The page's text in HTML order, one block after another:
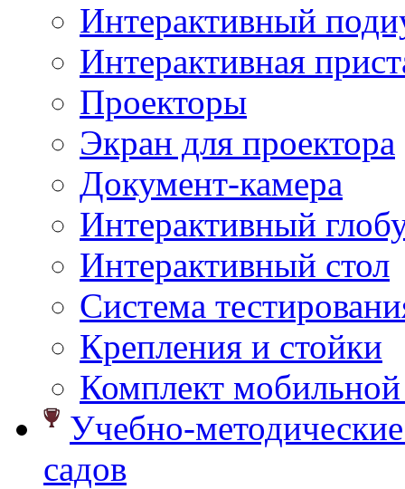
Интерактивный
Интерактивная
Проекторы
Экран для проектора
Документ-камера
Интерактивный
Интерактивный стол
Система
Крепления и стойки
Комплект
Учебно-
садов